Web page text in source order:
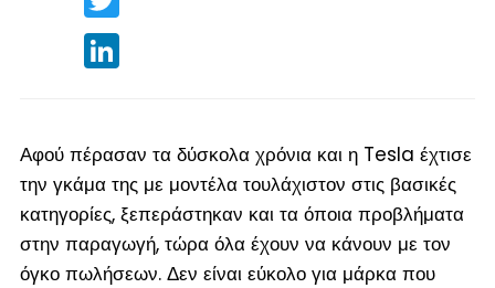
LinkedIn
Αφού πέρασαν τα δύσκολα χρόνια και η Tesla έχτισε
την γκάμα της με μοντέλα τουλάχιστον στις βασικές
κατηγορίες, ξεπεράστηκαν και τα όποια προβλήματα
στην παραγωγή, τώρα όλα έχουν να κάνουν με τον
όγκο πωλήσεων. Δεν είναι εύκολο για μάρκα που